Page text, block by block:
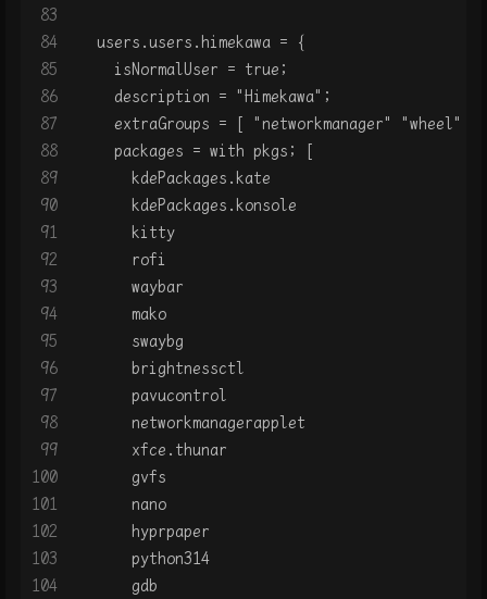
83
84
85
86
87
88
89
90
91
92
93
94
95
96
97
98
99
100
101
102
103
104
  users.users.himekawa = {
    isNormalUser = true;
    description = "Himekawa";
extraGroups = [ "networkmanager" "wheel"
    packages = with pkgs; [
      kdePackages.kate
      kdePackages.konsole
      kitty
      rofi
      waybar
      mako
      swaybg
      brightnessctl
      pavucontrol
      networkmanagerapplet
      xfce.thunar
      gvfs
      nano
      hyprpaper
      python314
      gdb